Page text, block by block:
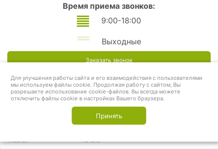
Время приема звонков:
9:00-18:00
Выходные
Заказать звонок
Для улучшения работы сайта и его взаимодействия с пользователями
мы используем файлы cookie. Продолжая работу с сайтом, Вы
разрешаете использование cookie-файлов. Вы всегда можете
отключить файлы cookie в настройках Вашего браузера.
Принять